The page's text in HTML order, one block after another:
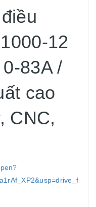
12
83A /
cao
CNC,